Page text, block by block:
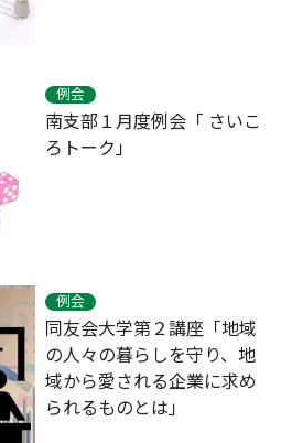
例会
南支部１月度例会「 さいこ
ろトーク」
例会
同友会大学第２講座「地域
の人々の暮らしを守り、地
域から愛される企業に求め
られるものとは」